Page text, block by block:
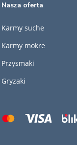
Nasza oferta
Karmy suche
Karmy mokre
Przysmaki
Gryzaki